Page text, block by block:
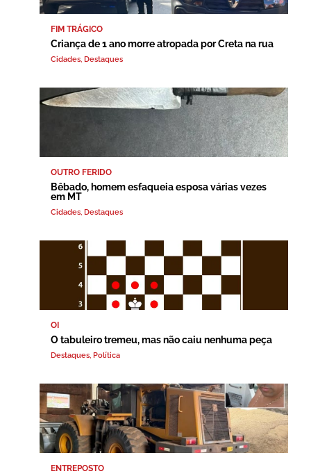
FIM TRÁGICO
Criança de 1 ano morre atropada por Creta na rua
Cidades, Destaques
OUTRO FERIDO
Bêbado, homem esfaqueia esposa várias vezes
em MT
Cidades, Destaques
OI
O tabuleiro tremeu, mas não caiu nenhuma peça
Destaques, Política
ENTREPOSTO